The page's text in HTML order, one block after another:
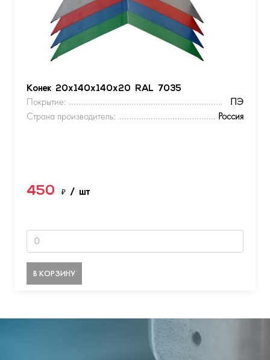
Конек 20х140х140х20 RAL 7035
Покрытие:
ПЭ
Страна производитель:
Россия
450 ₽ / шт
В КОРЗИНУ